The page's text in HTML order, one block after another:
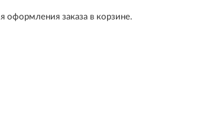
оформления заказа в корзине.